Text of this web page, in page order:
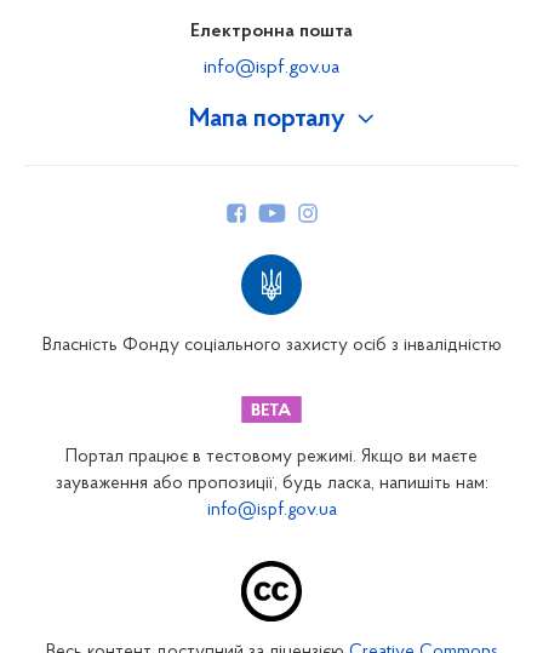
Мапа порталу
Закарпатське відділення
Запорізьке відділення
Електронна пошта
info@ispf.gov.ua
Власність Фонду соціального захисту осіб з інвалідністю
Портал працює в тестовому режимі. Якщо ви маєте
зауваження або пропозиції, будь ласка, напишіть нам:
info@ispf.gov.ua